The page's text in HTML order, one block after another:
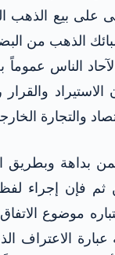
على بيع
الذهب من
والتجارة
بداهة وبطريق
ثم فإن إجراء
موضوع
الاعتراف